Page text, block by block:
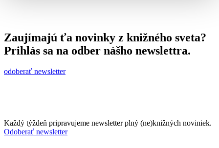
Zaujímajú ťa novinky z knižného sveta?
Prihlás sa na odber nášho newslettra.
odoberať newsletter
Každý týždeň pripravujeme newsletter plný (ne)knižných noviniek.
Odoberať newsletter